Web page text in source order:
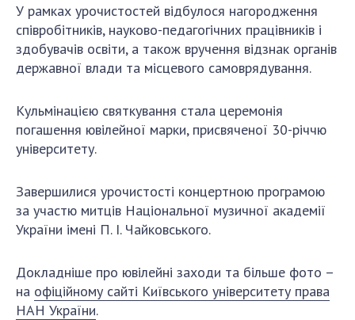
МІЖНАРОДНЕ СПІВРОБІТНИЦТВО
Членство в міжнародних організаціях
Міжнародні угоди
ДОКУМЕНТИ
Державний бюджет НАН України
Вибори до складу НАН України
Бланки документів
НОВИНИ
ЗАСІДАННЯ ПРЕЗИДІЇ НАН УКРАЇНИ
У рамках урочистостей відбулося нагородження
співробітників, науково-педагогічних працівників і
здобувачів освіти, а також вручення відзнак органів
державної влади та місцевого самоврядування.
Кульмінацією святкування стала церемонія
погашення ювілейної марки, присвяченої 30-річчю
університету.
Завершилися урочистості концертною програмою
за участю митців Національної музичної академії
України імені П. І. Чайковського.
Докладніше про ювілейні заходи та більше фото –
на офіційному сайті Київського університету права
НАН України.